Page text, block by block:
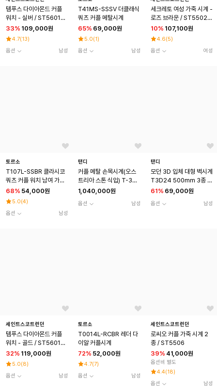
템푸스 다이아몬드 커플
워치 - 실버 / ST5601M
F-SSS
33% 109,000원
4.7(13)
옵션
남성
T41MS-SSSV 더클래식
쿼츠 커플 메탈시계
65% 69,000원
5.0(1)
옵션
남성
세크레토 여성 가죽 시계 -
로즈 브라운 / ST5502F
-RSC
10% 107,100원
4.6(5)
옵션
여성
토르소
T107L-SSBR 클라시코
쿼츠 커플 워치 남여 가죽
시계
68% 54,000원
5.0(4)
옵션
남성
탠디
커플 메탈 손목시계(오스
트리아 스톤 식입) T-390
9 로즈골드콤비 남여세트
1,040,000원
옵션 남성
탠디
모던 3D 입체 대형 벽시계
T3D24 500mm 3종 택
1
61% 69,000원
옵션 남성
세인트스코트런던
템푸스 다이아몬드 커플
워치 - 골드 / ST5601M
F-GSS
32% 119,000원
5.0(8)
옵션
남성
토르소
T0014L-RCBR 레더 다
이알 커플시계
72% 52,000원
4.7(7)
옵션
남성
세인트스코트런던
로씨오 커플 가죽 시계 2
종 / ST5506
39% 41,000원
옵션비 별도
4.4(18)
옵션
남성